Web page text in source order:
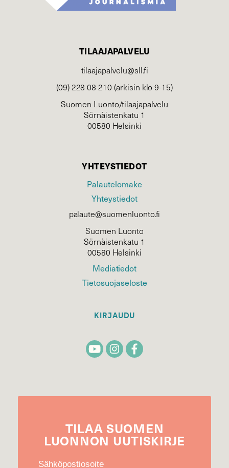
TILAAJAPALVELU
tilaajapalvelu@sll.fi
(09) 228 08 210 (arkisin klo 9-15)
Suomen Luonto/tilaajapalvelu
Sörnäistenkatu 1
00580 Helsinki
YHTEYSTIEDOT
Palautelomake
Yhteystiedot
palaute@suomenluonto.fi
Suomen Luonto
Sörnäistenkatu 1
00580 Helsinki
Mediatiedot
Tietosuojaseloste
KIRJAUDU
TILAA SUOMEN
LUONNON UUTIS­KIRJE
Sähköpostiosoite